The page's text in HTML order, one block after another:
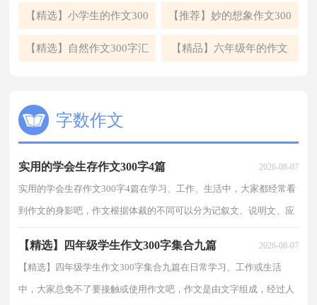
篇
【精选】小学生的作文300
字合集5篇
【推荐】妙的想象作文300
字三篇
【精选】自然作文300字汇 【精品】六年级年的作文
字数作文
实用的学会生存作文300字4篇 2026-08-07
实用的学会生存作文300字4篇在学习、工作、生活中，大家都经常看
到作文的身影吧，作文根据体裁的不同可以分为记叙文、说明文、应
【精选】四年级学生作文300字集合九篇 2026-08-07
【精选】四年级学生作文300字集合九篇在日常学习、工作或生活
中，大家总免不了要接触或使用作文吧，作文是由文字组成，经过人